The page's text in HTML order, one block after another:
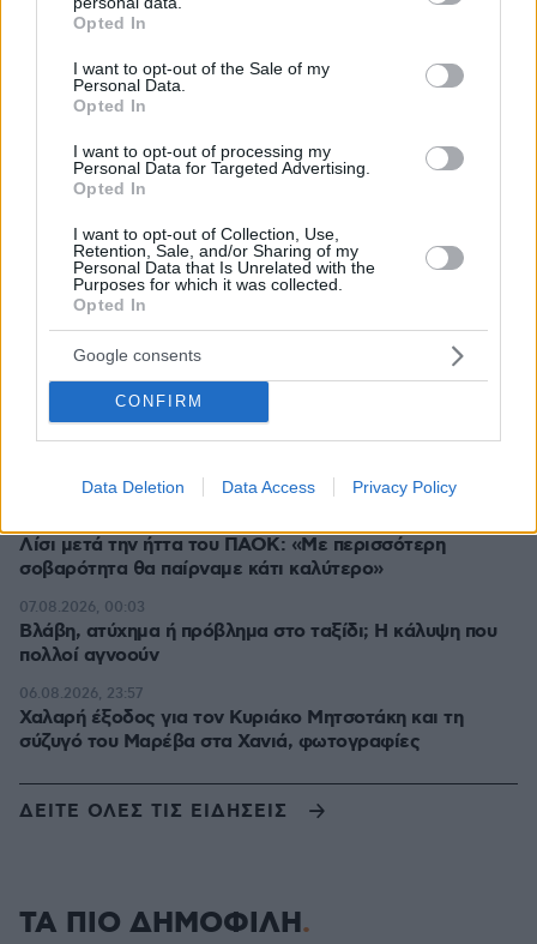
grant or deny consent to Google and its third-party tags to
use your data for below specified purposes in below Google
consent section.
Opted In
I want to opt-out of the Sale of my
Personal Data.
Opted In
I want to opt-out of processing my
Personal Data for Targeted Advertising.
Opted In
I want to opt-out of Collection, Use,
Retention, Sale, and/or Sharing of my
Personal Data that Is Unrelated with the
Purposes for which it was collected.
Opted In
Google consents
CONFIRM
Data Deletion Data Access Privacy Policy
Νεκρός σε πισίνα 24χρονος που κατηγορήθηκε ότι
εξαπάτησε πρώην αστέρες του NFL
07.08.2026, 01:44
Συναγερμός στη Σαουδική Αραβία μετά από
πληροφορίες για επικείμενες επιθέσεις από ιρακινές
οργανώσεις και Χούθι
07.08.2026, 01:21
Ο Ρόμπι Γουίλιαμς έφυγε, αλλά το γιγαντιαίο ρομπότ
του έμεινε και «τρομάζει» τους γείτονες
07.08.2026, 00:57
Παιδιά και κατοικίδια: Πώς μαθαίνουμε στα παιδιά να τα
07.08.2026, 00:30
γέφυρα της Χαλκίδας
Λίσι μετά την ήττα του ΠΑΟΚ: «Με περισσότερη
σοβαρότητα θα παίρναμε κάτι καλύτερο»
Βλάβη, ατύχημα ή πρόβλημα στο ταξίδι; Η κάλυψη που
πολλοί αγνοούν
07.08.2026, 00:03
Χαλαρή έξοδος για τον Κυριάκο Μητσοτάκη και τη
σύζυγό του Μαρέβα στα Χανιά, φωτογραφίες
06.08.2026, 23:57
ΔΕΙΤΕ ΟΛΕΣ ΤΙΣ ΕΙΔΗΣΕΙΣ
ΤΑ ΠΙΟ ΔΗΜΟΦΙΛΗ